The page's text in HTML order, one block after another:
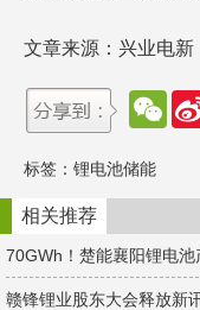
文章来源：兴业电新
W
e
t
标签： 锂电池储能
相关推荐
70GWh！楚能襄阳锂电池
赣锋锂业股东大会释放新